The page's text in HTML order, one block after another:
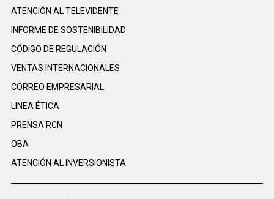
ATENCIÓN AL TELEVIDENTE
INFORME DE SOSTENIBILIDAD
CÓDIGO DE REGULACIÓN
VENTAS INTERNACIONALES
CORREO EMPRESARIAL
LINEA ÉTICA
PRENSA RCN
OBA
ATENCIÓN AL INVERSIONISTA